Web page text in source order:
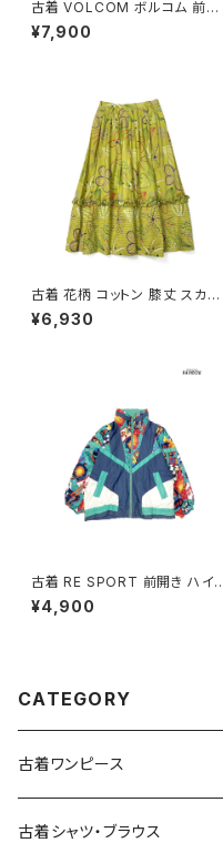
古着 VOLCOM ボルコム 前開
き 無地 ブランドロゴ 刺繍 ナイ
ロン100％ 長袖 アウター ライト
¥7,900
古着 花柄 コットン 膝丈 スカー
ト 黄 (ba2607007)
¥6,930
古着 RE SPORT 前開き ハイ
ネック 総柄 ナイロン 長袖 アウ
ター ヘビージャケット 緑 紺 (tt
¥4,900
CATEGORY
古着ワンピース
古着長袖ワンピース
古着シャツ・ブラウス